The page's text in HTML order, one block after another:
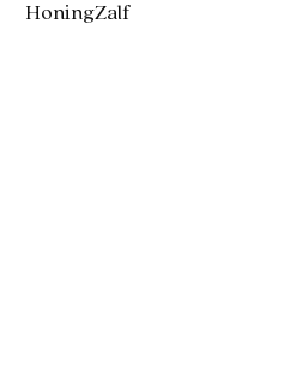
HoningZalf